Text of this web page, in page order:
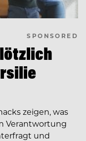
SPONSORED
zeigen, was
Verantwortung
und